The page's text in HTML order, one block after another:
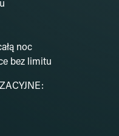
noc
bez limitu